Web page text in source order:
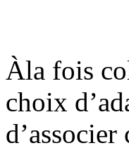
Àla fois
choix